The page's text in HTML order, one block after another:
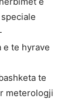
e te hyrave
te
meterologji